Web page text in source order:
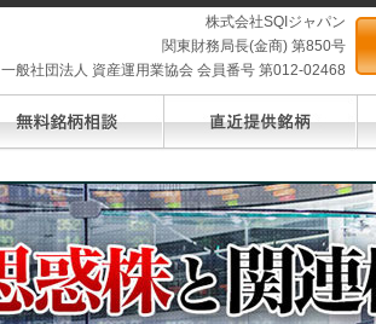
株式会社SQIジャパン
関東財務局長(金商) 第850号
一般社団法人 資産運用業協会 会員番号 第012-02468